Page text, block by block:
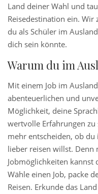
Land deiner Wahl und
Reisedestination ein.
du als Schüler im
dich sein könnte.
Warum du im
Mit einem Job im
abenteuerlichen und
Möglichkeit, deine
wertvolle Erfahrungen
mehr entscheiden, ob
lieber reisen willst. Denn
Jobmöglichkeiten kannst
Wähle einen Job, packe
Reisen. Erkunde das